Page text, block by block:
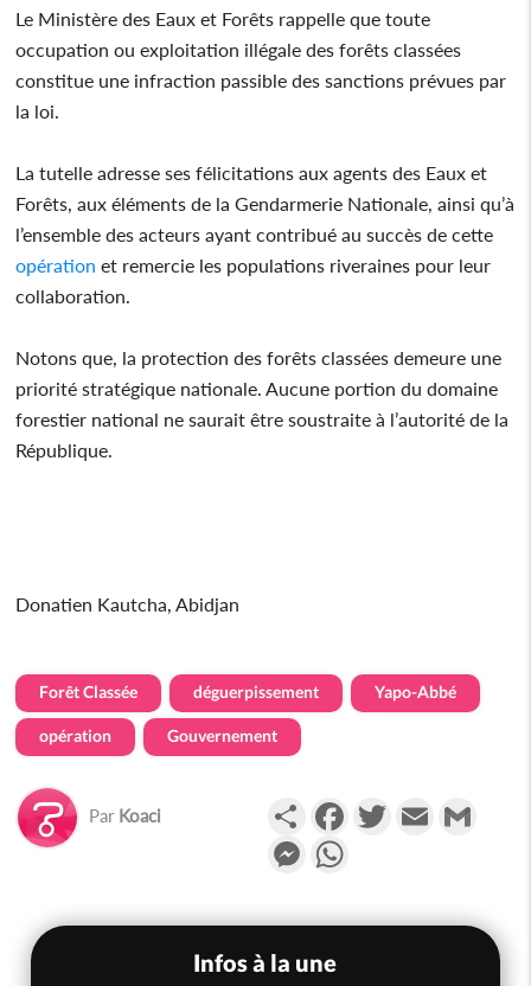
Le Ministère des Eaux et Forêts rappelle que toute
occupation ou exploitation illégale des forêts classées
constitue une infraction passible des sanctions prévues par
la loi.
La tutelle adresse ses félicitations aux agents des Eaux et
Forêts, aux éléments de la Gendarmerie Nationale, ainsi qu’à
l’ensemble des acteurs ayant contribué au succès de cette
opération et remercie les populations riveraines pour leur
collaboration.
Notons que, la protection des forêts classées demeure une
priorité stratégique nationale. Aucune portion du domaine
forestier national ne saurait être soustraite à l’autorité de la
République.
Donatien Kautcha, Abidjan
Forêt Classée déguerpissement Yapo-Abbé
opération Gouvernement
Par Koaci PartagerFacebookTwitterEmail
Messenger
Infos à la une